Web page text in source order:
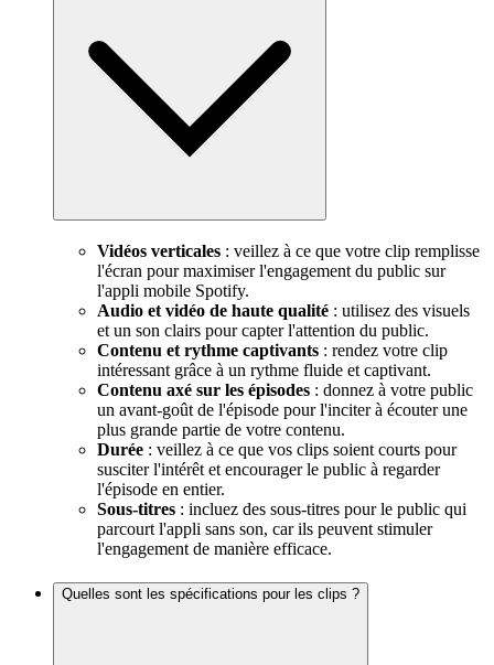
Vidéos verticales : veillez à ce que votre clip remplisse
l'écran pour maximiser l'engagement du public sur
l'appli mobile Spotify.
Audio et vidéo de haute qualité : utilisez des visuels
et un son clairs pour capter l'attention du public.
Contenu et rythme captivants : rendez votre clip
intéressant grâce à un rythme fluide et captivant.
Contenu axé sur les épisodes : donnez à votre public
un avant-goût de l'épisode pour l'inciter à écouter une
plus grande partie de votre contenu.
Durée : veillez à ce que vos clips soient courts pour
susciter l'intérêt et encourager le public à regarder
l'épisode en entier.
Sous-titres : incluez des sous-titres pour le public qui
parcourt l'appli sans son, car ils peuvent stimuler
l'engagement de manière efficace.
Quelles sont les spécifications pour les clips ?